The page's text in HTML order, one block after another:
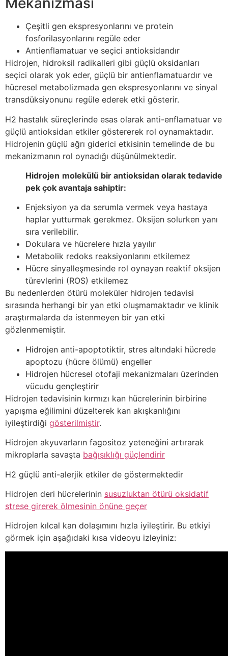
Çeşitli gen ekspresyonlarını ve protein
fosforilasyonlarını regüle eder
Antienflamatuar ve seçici antioksidandır
Hidrojen, hidroksil radikalleri gibi güçlü oksidanları
seçici olarak yok eder, güçlü bir antienflamatuardır ve
hücresel metabolizmada gen ekspresyonlarını ve sinyal
transdüksiyonunu regüle ederek etki gösterir.
H2 hastalık süreçlerinde esas olarak anti-enflamatuar ve
güçlü antioksidan etkiler göstererek rol oynamaktadır.
Hidrojenin güçlü ağrı giderici etkisinin temelinde de bu
mekanizmanın rol oynadığı düşünülmektedir.
Hidrojen molekülü bir antioksidan olarak tedavide
pek çok avantaja sahiptir:
Enjeksiyon ya da serumla vermek veya hastaya
haplar yutturmak gerekmez. Oksijen solurken yanı
sıra verilebilir.
Dokulara ve hücrelere hızla yayılır
Metabolik redoks reaksiyonlarını etkilemez
Hücre sinyalleşmesinde rol oynayan reaktif oksijen
türevlerini (ROS) etkilemez
Bu nedenlerden ötürü moleküler hidrojen tedavisi
sırasında herhangi bir yan etki oluşmamaktadır ve klinik
araştırmalarda da istenmeyen bir yan etki
gözlenmemiştir.
Hidrojen anti-apoptotiktir, stres altındaki hücrede
apoptozu (hücre ölümü) engeller
Hidrojen hücresel otofaji mekanizmaları üzerinden
vücudu gençleştirir
Hidrojen tedavisinin kırmızı kan hücrelerinin birbirine
yapışma eğilimini düzelterek kan akışkanlığını
iyileştirdiği gösterilmiştir.
Hidrojen akyuvarların fagositoz yeteneğini artırarak
mikroplarla savaşta bağışıklığı güçlendirir
H2 güçlü anti-alerjik etkiler de göstermektedir
Hidrojen deri hücrelerinin susuzluktan ötürü oksidatif
strese girerek ölmesinin önüne geçer
Hidrojen kılcal kan dolaşımını hızla iyileştirir. Bu etkiyi
görmek için aşağıdaki kısa videoyu izleyiniz: